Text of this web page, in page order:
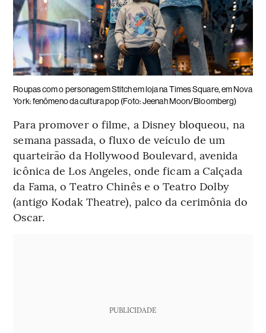
Roupas com o personagem Stitch em loja na Times Square, em Nova
York: fenômeno da cultura pop (Foto: Jeenah Moon/Bloomberg)
Para promover o filme, a Disney bloqueou, na
semana passada, o fluxo de veículo de um
quarteirão da Hollywood Boulevard, avenida
icônica de Los Angeles, onde ficam a Calçada
da Fama, o Teatro Chinês e o Teatro Dolby
(antigo Kodak Theatre), palco da cerimônia do
Oscar.
PUBLICIDADE